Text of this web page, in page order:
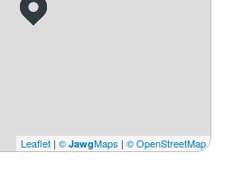
Leaflet | © JawgMaps | © OpenStreetMap